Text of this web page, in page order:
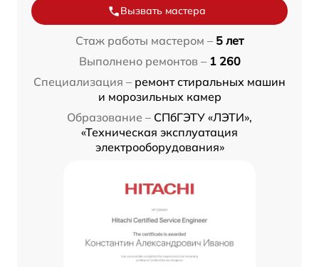
Вызвать мастера
Стаж работы мастером – 5 лет
Выполнено ремонтов – 1 260
Специализация – ремонт стиральных машин
и морозильных камер
Образование – СПбГЭТУ «ЛЭТИ»,
«Техническая эксплуатация
электрооборудования»